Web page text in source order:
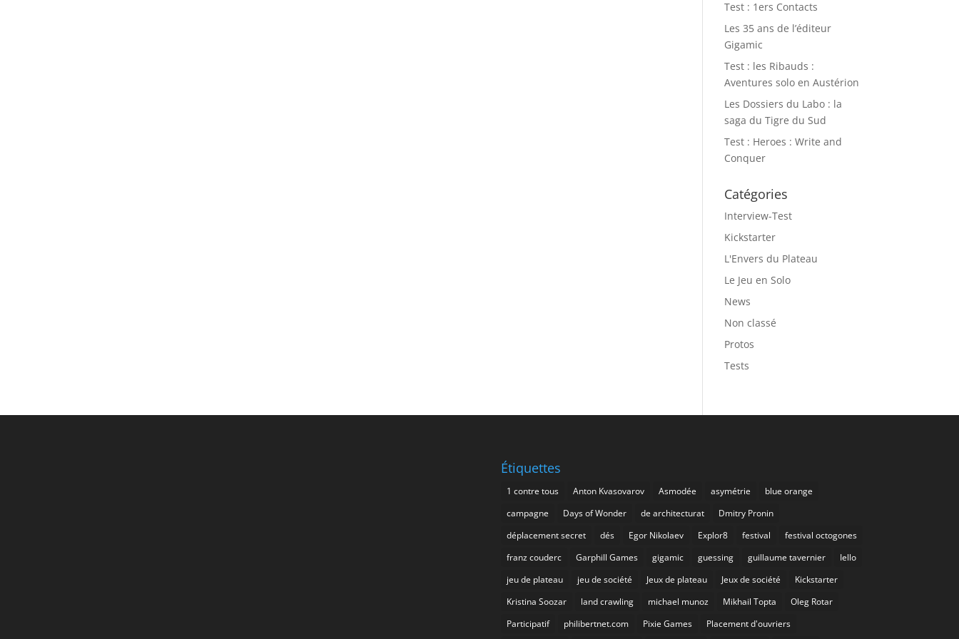
Test : 1ers Contacts
Les 35 ans de l’éditeur
Gigamic
Test : les Ribauds :
Aventures solo en Austérion
Les Dossiers du Labo : la
saga du Tigre du Sud
Test : Heroes : Write and
Conquer
Catégories
Interview-Test
Kickstarter
L'Envers du Plateau
Le Jeu en Solo
News
Non classé
Protos
Tests
Étiquettes
1 contre tous Anton Kvasovarov Asmodée asymétrie
blue orange
campagne
Days of Wonder de architecturat
Dmitry Pronin
déplacement secret
dés Egor Nikolaev Explor8 festival
festival octogones
franz couderc
Garphill Games gigamic guessing guillaume tavernier
Iello
jeu de plateau
jeu de société Jeux de plateau Jeux de société
Kickstarter
Kristina Soozar
land crawling michael munoz Mikhail Topta
Oleg Rotar
Participatif
philibertnet.com Pixie Games Placement d'ouvriers